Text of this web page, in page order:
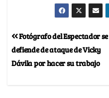
Fotógrafo del Espectador se
defiende de ataque de Vicky
Dávila por hacer su trabajo